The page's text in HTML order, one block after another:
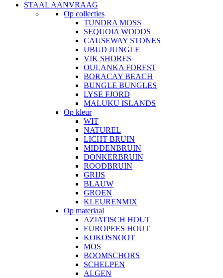
STAAL AANVRAAG
Op collecties
TUNDRA MOSS
SEQUOIA WOODS
CAUSEWAY STONES
UBUD JUNGLE
VIK SHORES
OULANKA FOREST
BORACAY BEACH
BUNGLE BUNGLES
LYSE FJORD
MALUKU ISLANDS
Op kleur
WIT
NATUREL
LICHT BRUIN
MIDDENBRUIN
DONKERBRUIN
ROODBRUIN
GRIJS
BLAUW
GROEN
KLEURENMIX
Op materiaal
AZIATISCH HOUT
EUROPEES HOUT
KOKOSNOOT
MOS
BOOMSCHORS
SCHELPEN
ALGEN